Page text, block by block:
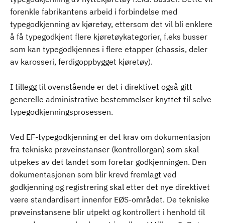
forenkle fabrikantens arbeid i forbindelse med
typegodkjenning av kjøretøy, ettersom det vil bli enklere
å få typegodkjent flere kjøretøykategorier, f.eks busser
som kan typegodkjennes i flere etapper (chassis, deler
av karosseri, ferdigoppbygget kjøretøy).
I tillegg til ovenstående er det i direktivet også gitt
generelle administrative bestemmelser knyttet til selve
typegodkjenningsprosessen.
Ved EF-typegodkjenning er det krav om dokumentasjon
fra tekniske prøveinstanser (kontrollorgan) som skal
utpekes av det landet som foretar godkjenningen. Den
dokumentasjonen som blir krevd fremlagt ved
godkjenning og registrering skal etter det nye direktivet
være standardisert innenfor EØS-området. De tekniske
prøveinstansene blir utpekt og kontrollert i henhold til